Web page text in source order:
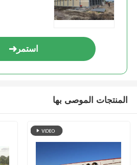
استمر
المنتجات الموصى بها